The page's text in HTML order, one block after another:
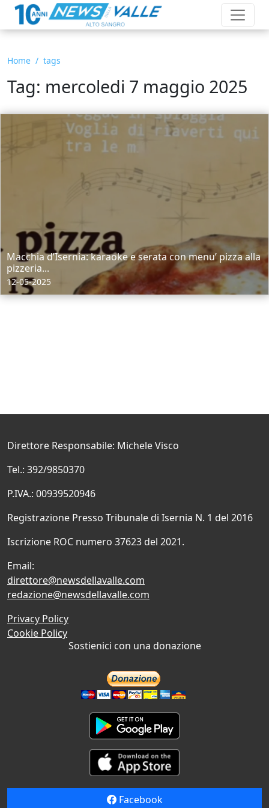
Home tags
Tag: mercoledi 7 maggio 2025
Macchia d’Isernia: karaoke e serata con menu’ pizza alla
pizzeria...
12-05-2025
Direttore Responsabile: Michele Visco
Tel.: 392/9850370
P.IVA.: 00939520946
Registrazione Presso Tribunale di Isernia N. 1 del 2016
Iscrizione ROC numero 37623 del 2021.
Email:
direttore@newsdellavalle.com
redazione@newsdellavalle.com
Privacy Policy
Cookie Policy
Sostienici con una donazione
Facebook